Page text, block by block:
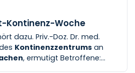
wird.
Kontinenz-Woche
dazu. Priv.-Doz. Dr. med.
Kontinenzzentrums an
, ermutigt Betroffene: